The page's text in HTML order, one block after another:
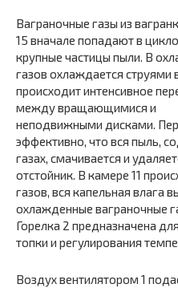
Ваграночные газы из
15 вначале попадают в
крупные частицы пыли. В
газов охлаждается струями
происходит интенсивное
между вращающимися и
неподвижными дисками.
эффективно, что вся пыль,
газах, смачивается и
отстойник. В камере 11
газов, вся капельная влага
охлажденные ваграночные
Горелка 2 предназначена
топки и регулирования
Воздух вентилятором 1